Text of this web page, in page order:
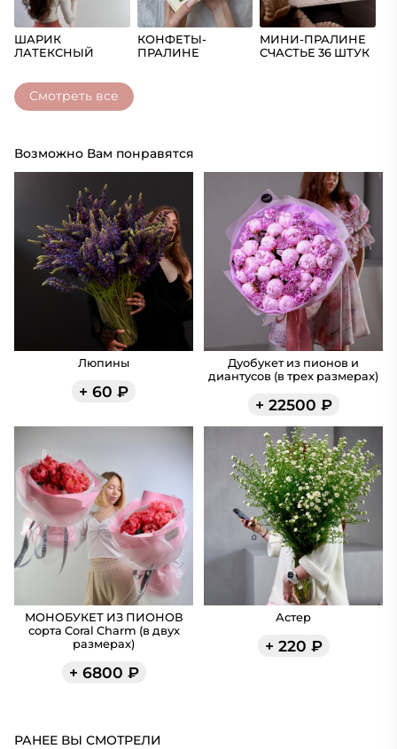
ШАРИК
ЛАТЕКСНЫЙ
КОНФЕТЫ-
ПРАЛИНЕ
МИНИ-ПРАЛИНЕ
СЧАСТЬЕ 36 ШТУК
Смотреть все
Возможно Вам понравятся
Люпины
+ 60 ₽
Дуобукет из пионов и
диантусов (в трех размерах)
+ 22500 ₽
МОНОБУКЕТ ИЗ ПИОНОВ
сорта Coral Charm (в двух
размерах)
+ 6800 ₽
Астер
+ 220 ₽
РАНЕЕ ВЫ СМОТРЕЛИ